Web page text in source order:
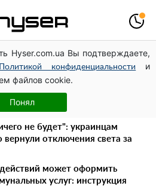
Hyser.com.ua Вы подтверждаете,
Политикой конфиденциальности
и
файлов cookie.
Понял
Конотопский вывел
бюджета через фиктивную
позах заставила
видео – было только началом
не будет": украинцам
вернули отключения света за
может оформить
услуг: инструкция